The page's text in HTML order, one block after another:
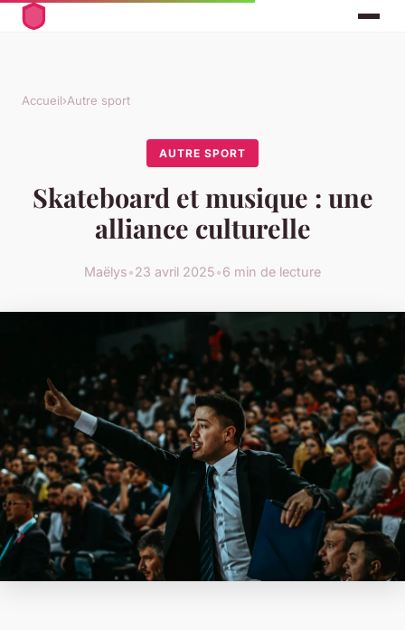
Accueil›Autre sport
AUTRE SPORT
Skateboard et musique : une
alliance culturelle
Maëlys•23 avril 2025•6 min de lecture